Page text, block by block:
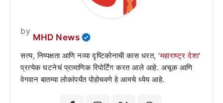
by
MHD News
सत्य, निष्पक्षता आणि नव्या दृष्टिकोनाची कास धरत, 'महाराष्ट्र देशा'
प्रत्येक घटनेचं प्रामाणिक रिपोर्टिंग करत आले आहे. अचूक आणि
वेगवान बातम्या लोकांपर्यंत पोहोचवणे हे आमचे ध्येय आहे.